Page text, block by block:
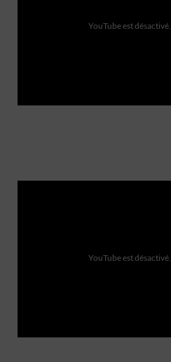
YouTube est désactivé.
YouTube est désactivé.